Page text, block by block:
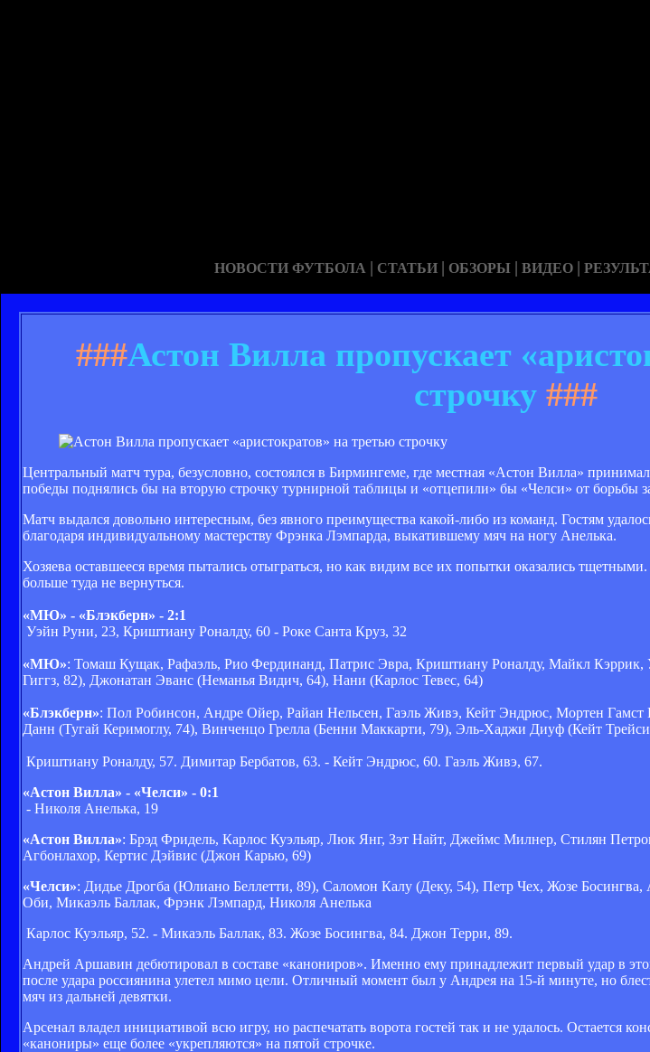
НОВОСТИ ФУТБОЛА | СТАТЬИ | ОБЗОРЫ | ВИДЕО |
###Астон Вилла пропускает
строчку###
Центральный матч тура, безусловно, состоялся в Бирмингеме, где местная «Астон Вилла»
победы поднялись бы на вторую строчку турнирной таблицы и «отцепили» бы «Челси» от борьбы
Матч выдался довольно интересным, без явного преимущества какой-либо из команд. Гостям
благодаря индивидуальному мастерству Фрэнка Лэмпарда, выкатившему мяч на ногу Анелька.
Хозяева оставшееся время пытались отыграться, но как видим все их попытки оказались
больше туда не вернуться.
«МЮ» - «Блэкберн» - 2:1
Уэйн Руни, 23, Криштиану Роналду, 60 - Роке Санта Круз, 32
«МЮ»: Томаш Кущак, Рафаэль, Рио Фердинанд, Патрис Эвра, Криштиану Роналду, Майкл Кэррик,
Гиггз, 82), Джонатан Эванс (Неманья Видич, 64), Нани (Карлос Тевес, 64)
«Блэкберн»: Пол Робинсон, Андре Ойер, Райан Нельсен, Гаэль Живэ, Кейт Эндрюс, Мортен Гамст
Данн (Тугай Керимоглу, 74), Винченцо Грелла (Бенни Маккарти, 79), Эль-Хаджи Диуф (Кейт
Криштиану Роналду, 57. Димитар Бербатов, 63. - Кейт Эндрюс, 60. Гаэль Живэ, 67.
«Астон Вилла» - «Челси» - 0:1
- Николя Анелька, 19
«Астон Вилла»: Брэд Фридель, Карлос Куэльяр, Люк Янг, Зэт Найт, Джеймс Милнер, Стилян
Агбонлахор, Кертис Дэйвис (Джон Карью, 69)
«Челси»: Дидье Дрогба (Юлиано Беллетти, 89), Саломон Калу (Деку, 54), Петр Чех, Жозе
Оби, Микаэль Баллак, Фрэнк Лэмпард, Николя Анелька
Карлос Куэльяр, 52. - Микаэль Баллак, 83. Жозе Босингва, 84. Джон Терри, 89.
Андрей Аршавин дебютировал в составе «канониров». Именно ему принадлежит первый удар в
после удара россиянина улетел мимо цели. Отличный момент был у Андрея на 15-й минуте, но
мяч из дальней девятки.
Арсенал владел инициативой всю игру, но распечатать ворота гостей так и не удалось. Остается
«канониры» еще более «укрепляются» на пятой строчке.